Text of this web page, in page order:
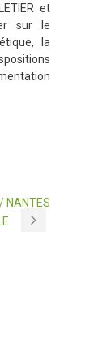
et
sur le
la
NANTES